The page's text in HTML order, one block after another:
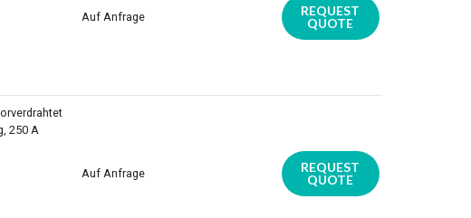
Auf Anfrage
REQUEST
QUOTE
250 A
Auf Anfrage
REQUEST
QUOTE